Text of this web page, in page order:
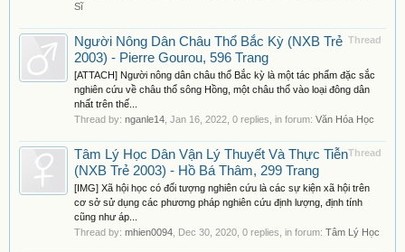
Sĩ
Thread
Người Nông Dân Châu Thổ Bắc Kỳ (NXB Trẻ
2003) - Pierre Gourou, 596 Trang
[ATTACH] Người nông dân châu thổ Bắc kỳ là một tác phẩm đặc sắc
nghiên cứu về châu thổ sông Hồng, một châu thổ vào loại đông dân
nhất trên thế...
Thread by: nganle14 Jan 16, 2022 , 0 replies, in forum: Văn Hóa Học
Thread
Tâm Lý Học Dân Vận Lý Thuyết Và Thực Tiễn
(NXB Trẻ 2003) - Hồ Bá Thâm, 299 Trang
[IMG] Xã hội học có đối tượng nghiên cứu là các sự kiện xã hội trên
cơ sở sử dụng các phương pháp nghiên cứu định lượng, định tính
cũng như áp...
Thread by: mhien0094 Dec 30, 2020 , 0 replies, in forum: Tâm Lý Học